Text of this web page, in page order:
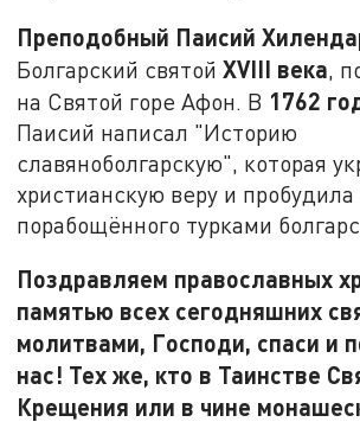
Преподобный Паисий
Болгарский святойXVIII века,
на Святой горе Афон. В 1762
Паисий написал "Историю
славяноболгарскую", которая
христианскую веру и
порабощённого турками
Поздравляем православных
памятью всех сегодняшних
молитвами, Господи, спаси и
нас! Тех же, кто в Таинстве
Крещения или в чине